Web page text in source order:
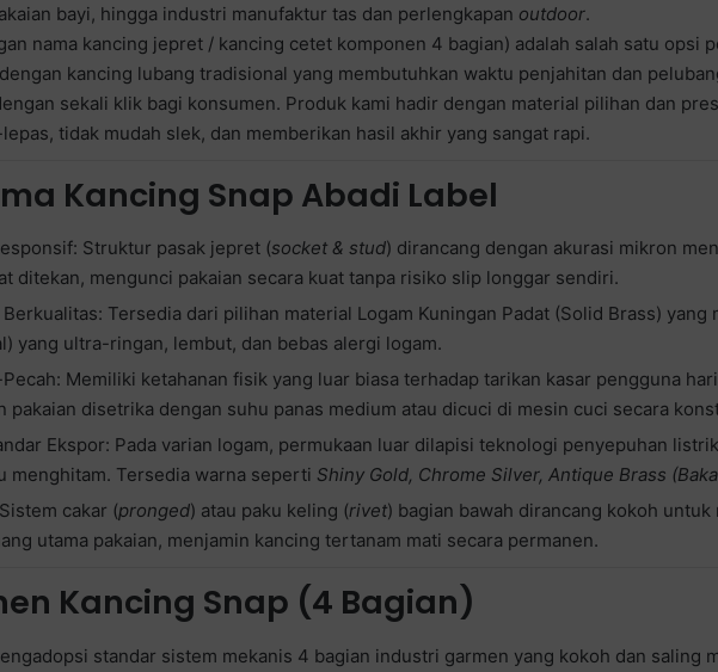
bayi, hingga industri manufaktur tas dan perlengkapan outdoor.
nama kancing jepret / kancing cetet komponen 4 bagian) adalah salah satu opsi
kancing lubang tradisional yang membutuhkan waktu penjahitan dan
sekali klik bagi konsumen. Produk kami hadir dengan material pilihan dan
tidak mudah slek, dan memberikan hasil akhir yang sangat rapi.
Kancing Snap Abadi Label
Struktur pasak jepret (socket & stud) dirancang dengan akurasi mikron
ditekan, mengunci pakaian secara kuat tanpa risiko slip longgar sendiri.
Tersedia dari pilihan material Logam Kuningan Padat (Solid Brass) yang
yang ultra-ringan, lembut, dan bebas alergi logam.
Memiliki ketahanan fisik yang luar biasa terhadap tarikan kasar pengguna
pakaian disetrika dengan suhu panas medium atau dicuci di mesin cuci secara
Ekspor: Pada varian logam, permukaan luar dilapisi teknologi penyepuhan
menghitam. Tersedia warna seperti Shiny Gold, Chrome Silver, Antique Brass
cakar (pronged) atau paku keling (rivet) bagian bawah dirancang kokoh
utama pakaian, menjamin kancing tertanam mati secara permanen.
Kancing Snap (4 Bagian)
standar sistem mekanis 4 bagian industri garmen yang kokoh dan saling